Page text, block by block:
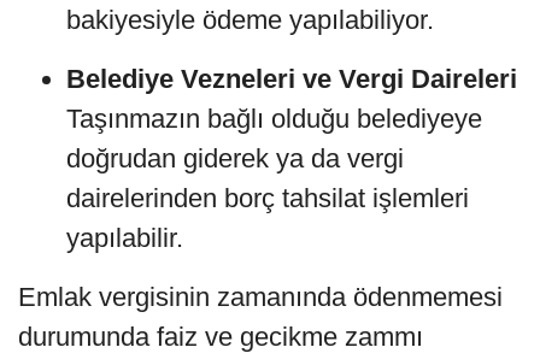
bakiyesiyle ödeme yapılabiliyor.
Belediye Vezneleri ve Vergi Daireleri
Taşınmazın bağlı olduğu belediyeye
doğrudan giderek ya da vergi
dairelerinden borç tahsilat işlemleri
yapılabilir.
Emlak vergisinin zamanında ödenmemesi
durumunda faiz ve gecikme zammı